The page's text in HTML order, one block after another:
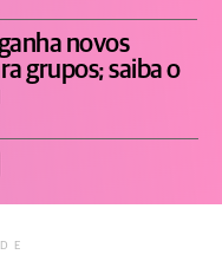
novos
grupos; saiba o